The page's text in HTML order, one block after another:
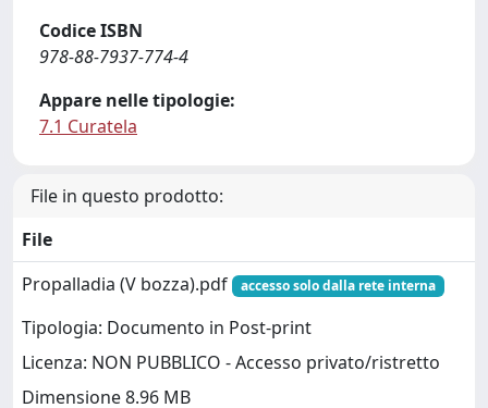
Codice ISBN
978-88-7937-774-4
Appare nelle tipologie:
7.1 Curatela
File in questo prodotto:
File
Propalladia (V bozza).pdf
accesso solo dalla rete interna
Tipologia: Documento in Post-print
Licenza: NON PUBBLICO - Accesso privato/ristretto
Dimensione 8.96 MB